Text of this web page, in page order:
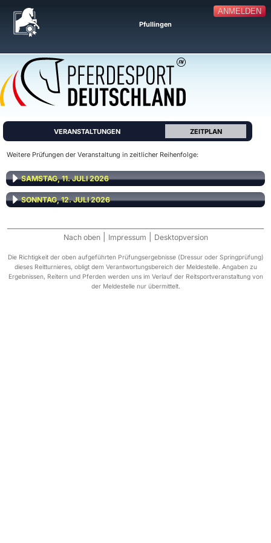
ANMELDEN
Pfullingen
VERANSTALTUNGEN ZEITPLAN
Weitere Prüfungen der Veranstaltung in zeitlicher Reihenfolge:
SAMSTAG, 11. JULI 2026
SONNTAG, 12. JULI 2026
Nach oben Impressum Desktopversion
Die Richtigkeit der oben aufgeführten Prüfungsergebnisse (Dressur oder Springprüfung)
dieses Reitturnieres, obligt dem Verantwortungsbereich der Meldestelle. Angaben zu
Ergebnissen, Reitern und Pferden werden uns im Verlauf der Reitsportveranstaltung von
der Meldestelle nur übermittelt.